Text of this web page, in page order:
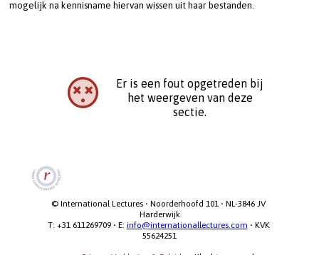
mogelijk na kennisname hiervan wissen uit haar bestanden.
Er is een fout opgetreden bij
het weergeven van deze
sectie.
© International Lectures • Noorderhoofd 101 • NL-3846 JV
Harderwijk
T: +31 611269709 • E: info@internationallectures.com • KVK
55624251